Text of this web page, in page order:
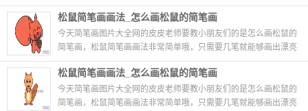
的松鼠。怎么样，你学会画...
09-28
松鼠简笔画画法_怎么画松鼠的简笔画
今天简笔画图片大全网的皮皮老师要教小朋友们的是怎么画松鼠的
简笔画，松鼠简笔画画法非常简单哦，只需要几笔就能够画出漂亮
的松鼠。怎么样，你学会画松鼠...
09-28
松鼠简笔画画法_怎么画松鼠的简笔画
今天简笔画图片大全网的皮皮老师要教小朋友们的是怎么画松鼠的
简笔画，松鼠简笔画画法非常简单哦，只需要几笔就能够画出漂亮